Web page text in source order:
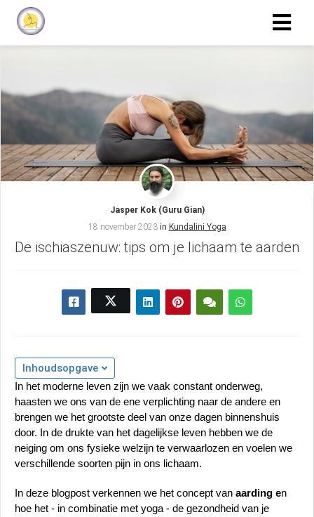
Jasper Kok (Guru Gian)
18 november 2023 in Kundalini Yoga
De ischiaszenuw: tips om je lichaam te aarden
Inhoudsopgave
In het moderne leven zijn we vaak constant onderweg,
haasten we ons van de ene verplichting naar de andere en
brengen we het grootste deel van onze dagen binnenshuis
door. In de drukte van het dagelijkse leven hebben we de
neiging om ons fysieke welzijn te verwaarlozen en voelen we
verschillende soorten pijn in ons lichaam.
In deze blogpost verkennen we het concept van aarding en
hoe het - in combinatie met yoga - de gezondheid van je